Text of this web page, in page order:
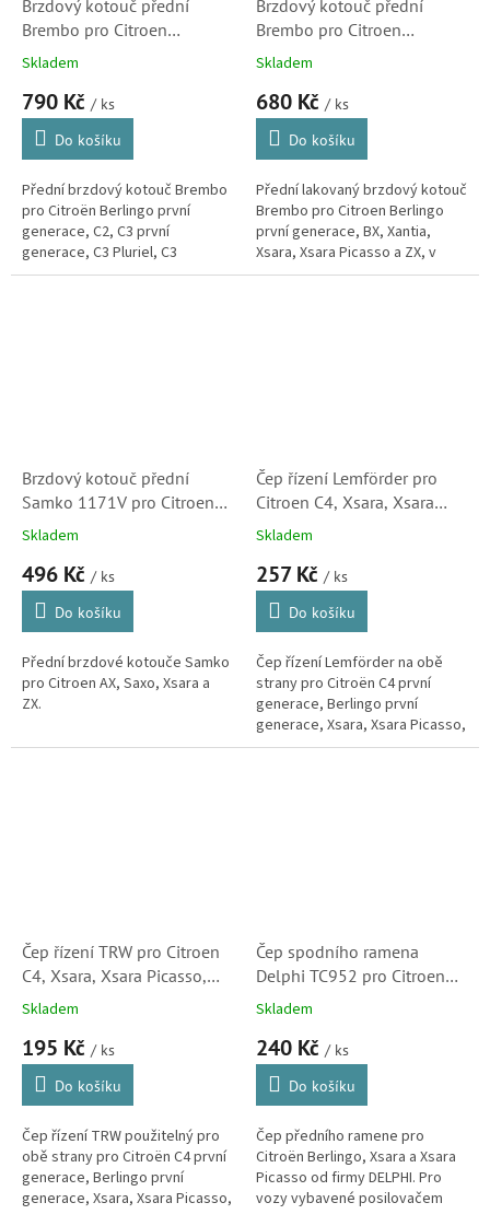
Brzdový kotouč přední
Brembo pro Citroen
Berlingo, C2. C3, C4, C5,
(4246W1, 09869514,
09869511)
Skladem
790 Kč / ks
Do košíku
Přední brzdový kotouč Brembo
pro Citroën Berlingo první
generace, C2, C3 první
generace, C3 Pluriel, C3
Picasso, C4 první i druhé
Brzdový kotouč přední
Brembo pro Citroen
Berlingo, Xantia, Xsara,
4246W6)
Skladem
680 Kč / ks
Do košíku
Přední lakovaný brzdový kotouč
Brembo pro Citroen Berlingo
první generace, BX, Xantia,
Xsara, Xsara Picasso a ZX, v
některých motorizacích.
Brzdový kotouč přední
Samko 1171V pro Citroen
AX, Saxo, Xsara a ZX
91517695, 95661747)
Skladem
496 Kč / ks
Do košíku
Přední brzdové kotouče Samko
pro Citroen AX, Saxo, Xsara a
ZX.
Čep řízení Lemförder pro
Citroen C4, Xsara, Xsara
Picasso, Berlingo, C15 a ZX
Skladem
257 Kč / ks
Do košíku
Čep řízení Lemförder na obě
strany pro Citroën C4 první
generace, Berlingo první
generace, Xsara, Xsara Picasso,
C15, ZX, Visa a LNA. (Peugeot
Čep řízení TRW pro Citroen
C4, Xsara, Xsara Picasso,
Berlingo, C15, Visa a ZX
Skladem
195 Kč / ks
Do košíku
Čep řízení TRW použitelný pro
obě strany pro Citroën C4 první
generace, Berlingo první
generace, Xsara, Xsara Picasso,
Čep spodního ramena
Delphi TC952 pro Citroen
Berlingo, Xsara, Xsara
Skladem
240 Kč / ks
Do košíku
Čep předního ramene pro
Citroën Berlingo, Xsara a Xsara
Picasso od firmy DELPHI. Pro
vozy vybavené posilovačem